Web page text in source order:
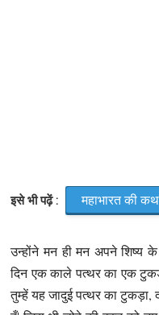
इसे भी पढ़ें : महाभारत की
उन्होंने मन ही मन अपने शिष्य
दिन एक काले पत्थर का एक
तुम्हें यह जादुई पत्थर का टुकड़ा,